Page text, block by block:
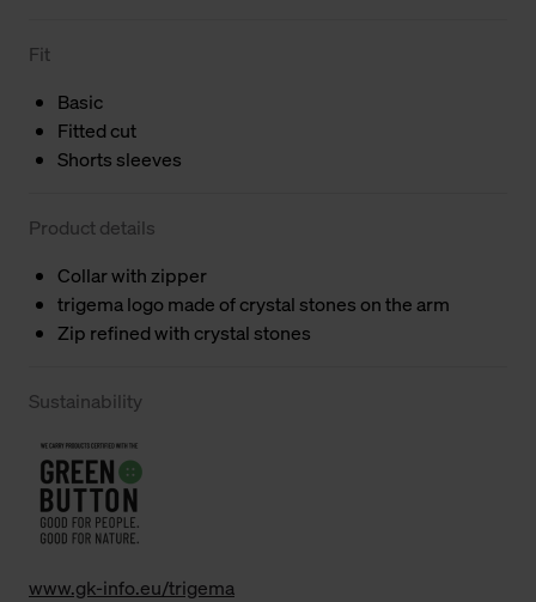
Fit
Basic
Fitted cut
Shorts sleeves
Product details
Collar with zipper
trigema logo made of crystal stones on the arm
Zip refined with crystal stones
Sustainability
www.gk-info.eu/trigema